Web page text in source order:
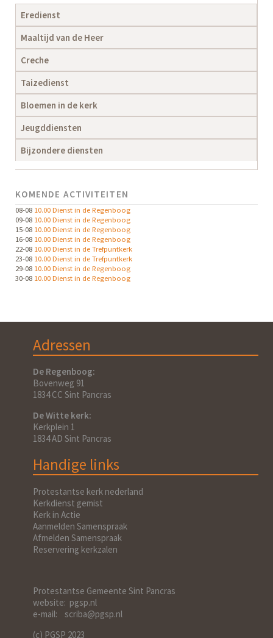
Navigatie
overslaan
Eredienst
Maaltijd van de Heer
Creche
Taizedienst
Bloemen in de kerk
Jeugddiensten
Bijzondere diensten
KOMENDE ACTIVITEITEN
08-08 10.00 Dienst in de Regenboog
09-08 10.00 Dienst in de Regenboog
15-08 10.00 Dienst in de Regenboog
16-08 10.00 Dienst in de Regenboog
22-08 10.00 Dienst in de Trefpuntkerk
23-08 10.00 Dienst in de Trefpuntkerk
29-08 10.00 Dienst in de Regenboog
30-08 10.00 Dienst in de Regenboog
Adressen
De Regenboog:
Bovenweg 91
1834 CC Sint Pancras
De Witte kerk:
Kerkplein 1
1834 AD Sint Pancras
Handige links
Protestantse kerk nederland
Kerkdienst gemist
Kerk in Actie
Aanmelden Samenspraak
Afmelden Samenspraak
Reservering kerkzalen
Protestantse Gemeente Sint Pancras
website: pgsp.nl
e-mail: scriba@pgsp.nl
(c) PGSP 2023